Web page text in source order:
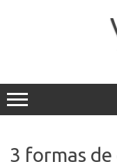
3 formas